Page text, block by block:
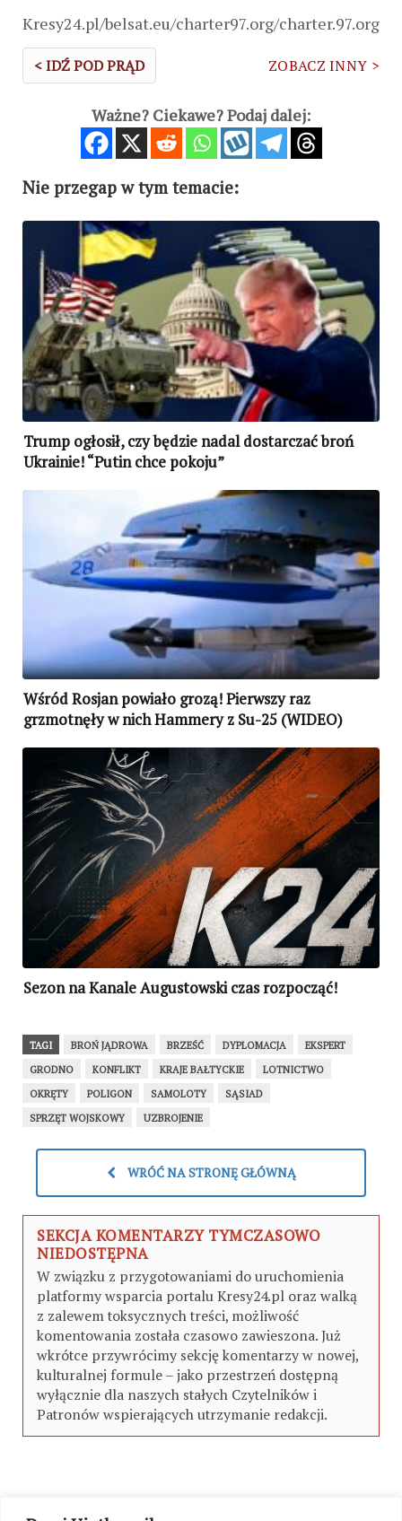
Kresy24.pl/belsat.eu/charter97.org/charter.97.org
< IDŹ POD PRĄD ZOBACZ INNY >
Ważne? Ciekawe? Podaj dalej:
Nie przegap w tym temacie:
Trump ogłosił, czy będzie nadal dostarczać broń
Ukrainie! “Putin chce pokoju”
Wśród Rosjan powiało grozą! Pierwszy raz
grzmotnęły w nich Hammery z Su-25 (WIDEO)
Sezon na Kanale Augustowski czas rozpocząć!
TAGI BROŃ JĄDROWA BRZEŚĆ DYPLOMACJA
EKSPERT
GRODNO
KONFLIKT KRAJE BAŁTYCKIE
LOTNICTWO
OKRĘTY
POLIGON SAMOLOTY
SĄSIAD
SPRZĘT WOJSKOWY
UZBROJENIE
WRÓĆ NA STRONĘ GŁÓWNĄ
SEKCJA KOMENTARZY TYMCZASOWO
NIEDOSTĘPNA
W związku z przygotowaniami do uruchomienia
platformy wsparcia portalu Kresy24.pl oraz walką
z zalewem toksycznych treści, możliwość
komentowania została czasowo zawieszona. Już
wkrótce przywrócimy sekcję komentarzy w nowej,
kulturalnej formule – jako przestrzeń dostępną
wyłącznie dla naszych stałych Czytelników i
Patronów wspierających utrzymanie redakcji.